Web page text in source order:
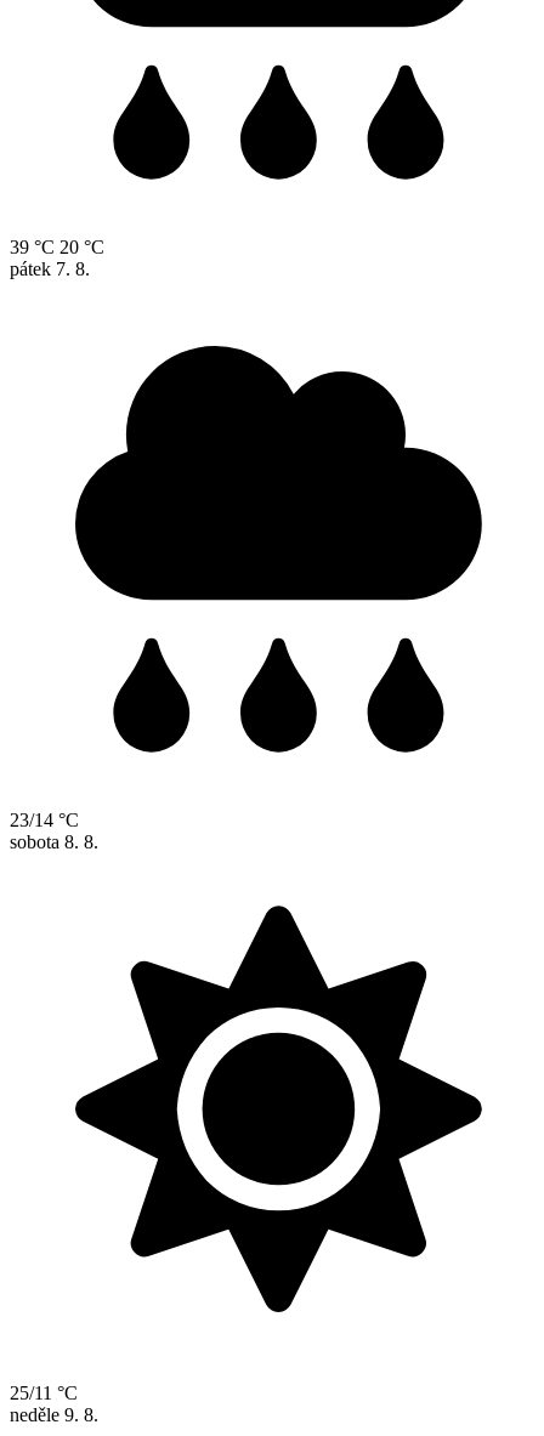
39 °C 20 °C
pátek 7. 8.
23/14 °C
sobota 8. 8.
25/11 °C
neděle 9. 8.